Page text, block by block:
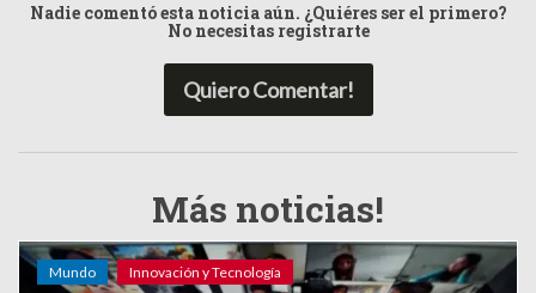
Nadie comentó esta noticia aún. ¿Quiéres ser el primero?
No necesitas registrarte
Quiero Comentar!
Más noticias!
Mundo Innovación y Tecnología